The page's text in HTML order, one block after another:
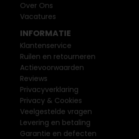
Over Ons
Vacatures
INFORMATIE
Klantenservice
Ruilen en retourneren
Actievoorwaarden
Reviews
Privacyverklaring
Privacy & Cookies
Veelgestelde vragen
Levering en betaling
Garantie en defecten